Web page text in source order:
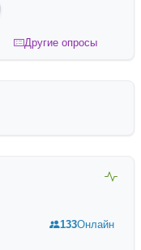
Другие опросы
133Онлайн